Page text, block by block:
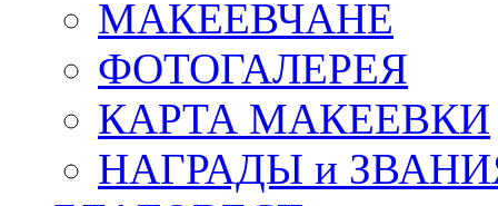
МАКЕЕВЧАНЕ
ФОТОГАЛЕРЕЯ
КАРТА МАКЕЕВКИ
НАГРАДЫ и